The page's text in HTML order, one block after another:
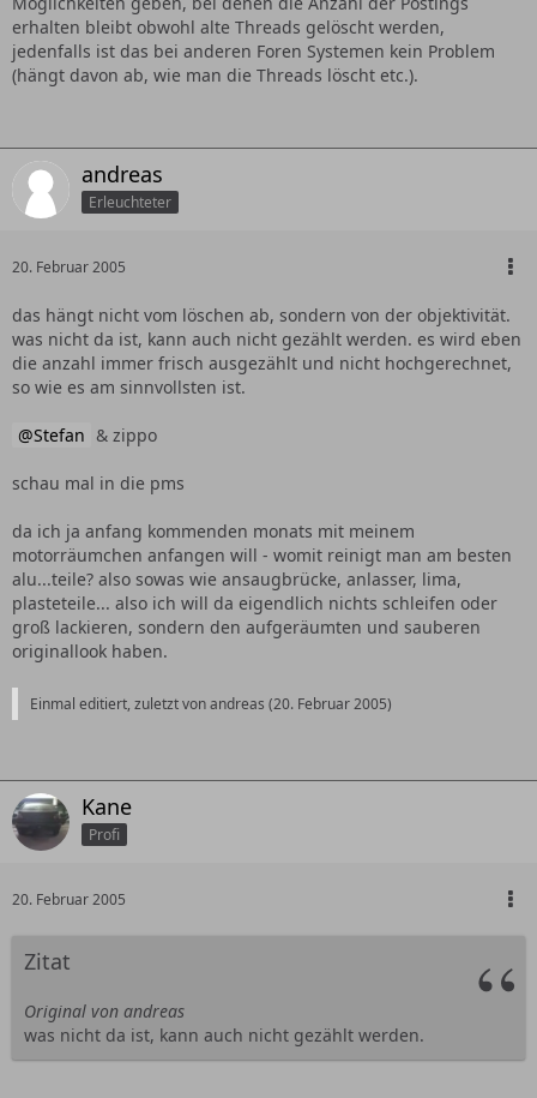
erhalten bleibt obwohl alte Threads gelöscht werden,
jedenfalls ist das bei anderen Foren Systemen kein Problem
(hängt davon ab, wie man die Threads löscht etc.).
andreas
Erleuchteter
20. Februar 2005
das hängt nicht vom löschen ab, sondern von der objektivität.
was nicht da ist, kann auch nicht gezählt werden. es wird eben
die anzahl immer frisch ausgezählt und nicht hochgerechnet,
so wie es am sinnvollsten ist.
Stefan & zippo
schau mal in die pms
da ich ja anfang kommenden monats mit meinem
motorräumchen anfangen will - womit reinigt man am besten
alu...teile? also sowas wie ansaugbrücke, anlasser, lima,
plasteteile... also ich will da eigendlich nichts schleifen oder
groß lackieren, sondern den aufgeräumten und sauberen
originallook haben.
Einmal editiert, zuletzt von andreas (20. Februar 2005)
Kane
Profi
20. Februar 2005
Zitat
Original von andreas
was nicht da ist, kann auch nicht gezählt werden.